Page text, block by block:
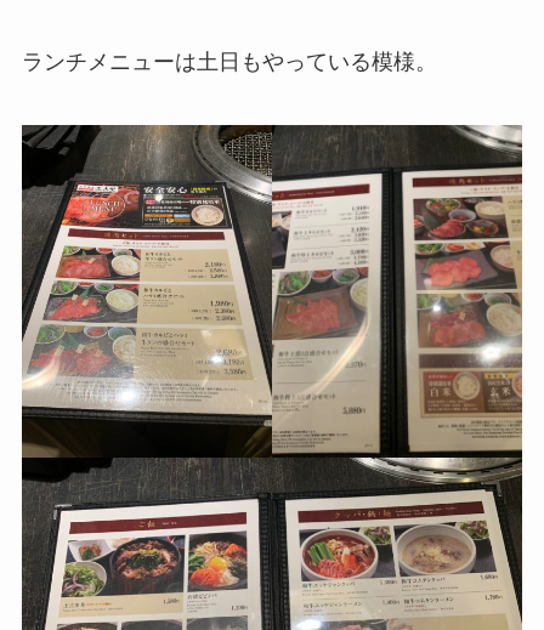
ランチメニューは土日もやっている模様。